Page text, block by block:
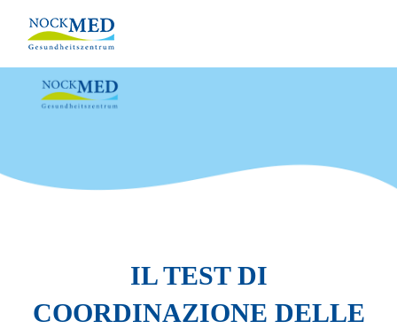
content
IL TEST DI
COORDINAZIONE DELLE